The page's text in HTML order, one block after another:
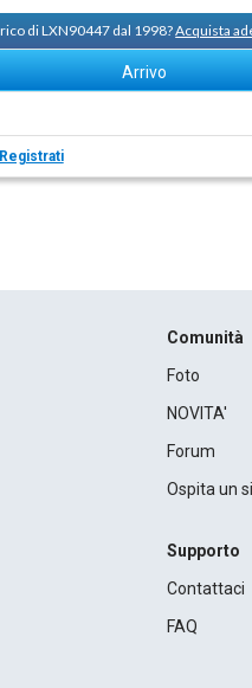
di LXN90447 dal 1998?Acquista
Arrivo
Comunità
Foto
NOVITA'
Forum
Ospita un
Supporto
Contattaci
FAQ